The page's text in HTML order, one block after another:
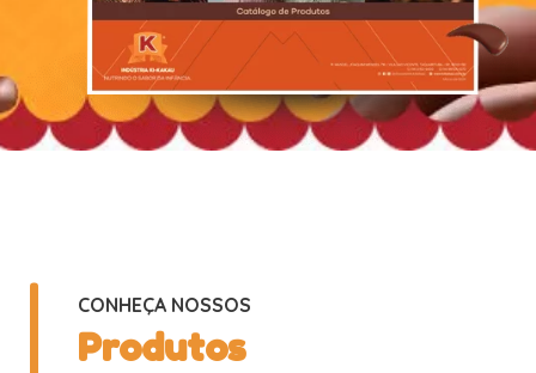
CONHEÇA NOSSOS
Produtos